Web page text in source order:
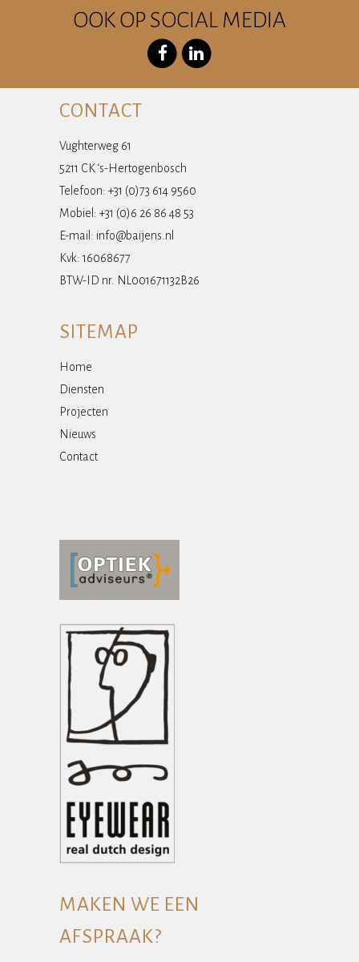
OOK OP SOCIAL MEDIA
CONTACT
Vughterweg 61
5211 CK ‘s-Hertogenbosch
Telefoon: +31 (0)73 614 9560
Mobiel: +31 (0)6 26 86 48 53
E-mail: info@baijens.nl
Kvk: 16068677
BTW-ID nr. NL001671132B26
SITEMAP
Home
Diensten
Projecten
Nieuws
Contact
MAKEN WE EEN
AFSPRAAK?